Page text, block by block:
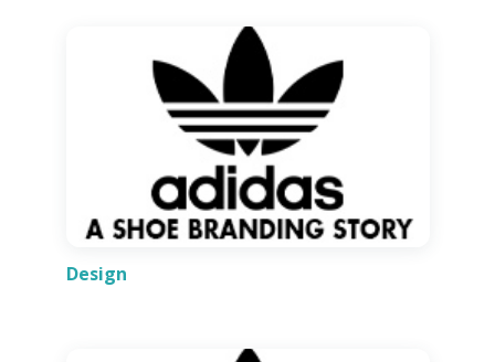
Design